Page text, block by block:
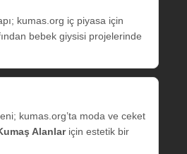
kumas.org iç piyasa için
bebek giysisi projelerinde
kumas.org’ta moda ve ceket
Alanlariçin estetik bir